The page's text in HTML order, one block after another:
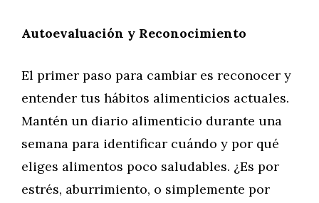
Autoevaluación y Reconocimiento
El primer paso para cambiar es reconocer y
entender tus hábitos alimenticios actuales.
Mantén un diario alimenticio durante una
semana para identificar cuándo y por qué
eliges alimentos poco saludables. ¿Es por
estrés, aburrimiento, o simplemente por